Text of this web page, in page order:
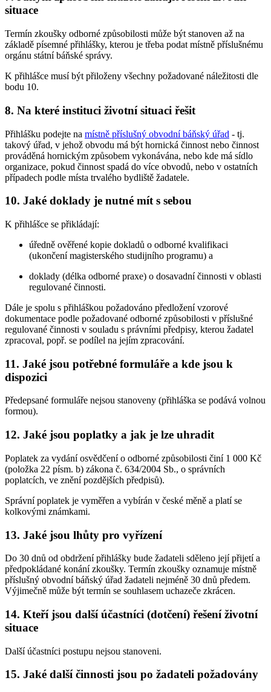
situace
Termín zkoušky odborné způsobilosti může být stanoven až na
základě písemné přihlášky, kterou je třeba podat místně příslušnému
orgánu státní báňské správy.
K přihlášce musí být přiloženy všechny požadované náležitosti dle
bodu 10.
8. Na které instituci životní situaci řešit
Přihlášku podejte na místně příslušný obvodní báňský úřad - tj.
takový úřad, v jehož obvodu má být hornická činnost nebo činnost
prováděná hornickým způsobem vykonávána, nebo kde má sídlo
organizace, pokud činnost spadá do více obvodů, nebo v ostatních
případech podle místa trvalého bydliště žadatele.
10. Jaké doklady je nutné mít s sebou
K přihlášce se přikládají:
úředně ověřené kopie dokladů o odborné kvalifikaci
(ukončení magisterského studijního programu) a
doklady (délka odborné praxe) o dosavadní činnosti v oblasti
regulované činnosti.
Dále je spolu s přihláškou požadováno předložení vzorové
dokumentace podle požadované odborné způsobilosti v příslušné
regulované činnosti v souladu s právními předpisy, kterou žadatel
zpracoval, popř. se podílel na jejím zpracování.
11. Jaké jsou potřebné formuláře a kde jsou k
dispozici
Předepsané formuláře nejsou stanoveny (přihláška se podává volnou
formou).
12. Jaké jsou poplatky a jak je lze uhradit
Poplatek za vydání osvědčení o odborné způsobilosti činí 1 000 Kč
(položka 22 písm. b) zákona č. 634/2004 Sb., o správních
poplatcích, ve znění pozdějších předpisů).
Správní poplatek je vyměřen a vybírán v české měně a platí se
kolkovými známkami.
13. Jaké jsou lhůty pro vyřízení
Do 30 dnů od obdržení přihlášky bude žadateli sděleno její přijetí a
předpokládané konání zkoušky. Termín zkoušky oznamuje místně
příslušný obvodní báňský úřad žadateli nejméně 30 dnů předem.
Výjimečně může být termín se souhlasem uchazeče zkrácen.
14. Kteří jsou další účastníci (dotčení) řešení životní
situace
Další účastníci postupu nejsou stanoveni.
15. Jaké další činnosti jsou po žadateli požadovány